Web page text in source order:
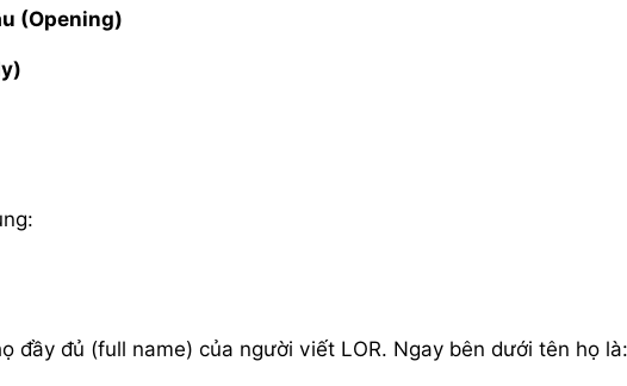
(Opening)
đầy đủ (full name) của người viết LOR. Ngay bên dưới tên họ là: